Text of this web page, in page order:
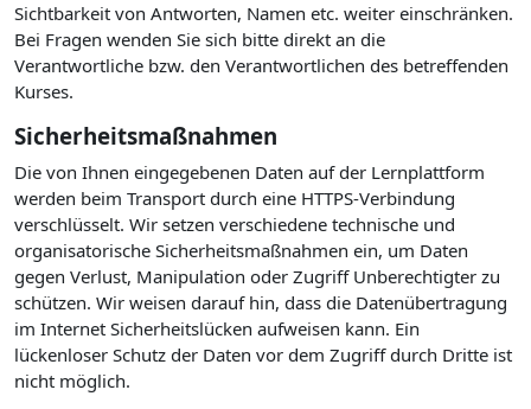
Sichtbarkeit von Antworten, Namen etc. weiter einschränken.
Bei Fragen wenden Sie sich bitte direkt an die
Verantwortliche bzw. den Verantwortlichen des betreffenden
Kurses.
Sicherheitsmaßnahmen
Die von Ihnen eingegebenen Daten auf der Lernplattform
werden beim Transport durch eine HTTPS-Verbindung
verschlüsselt. Wir setzen verschiedene technische und
organisatorische Sicherheitsmaßnahmen ein, um Daten
gegen Verlust, Manipulation oder Zugriff Unberechtigter zu
schützen. Wir weisen darauf hin, dass die Datenübertragung
im Internet Sicherheitslücken aufweisen kann. Ein
lückenloser Schutz der Daten vor dem Zugriff durch Dritte ist
nicht möglich.